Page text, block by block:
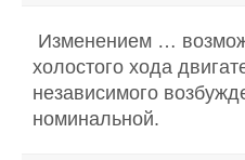
Изменением …
холостого хода
независимого
номинальной.